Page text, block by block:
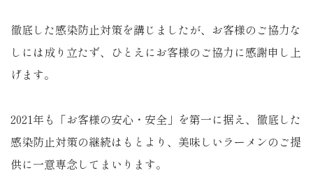
徹底した感染防止対策を講じましたが、お客様のご協力な
しには成り立たず、ひとえにお客様のご協力に感謝申し上
げます。
2021年も「お客様の安心・安全」を第一に据え、徹底した
感染防止対策の継続はもとより、美味しいラーメンのご提
供に一意専念してまいります。